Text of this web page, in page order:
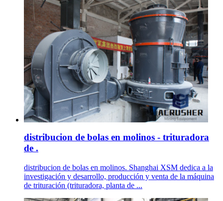
distribucion de bolas en molinos - trituradora
de .
distribucion de bolas en molinos. Shanghai XSM dedica a la
investigación y desarrollo, producción y venta de la máquina
de trituración (trituradora, planta de ...